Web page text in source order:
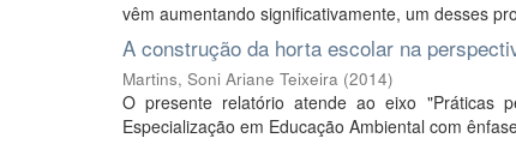
vêm aumentando significativamente, um desses
A construção da horta escolar na
Martins, Soni Ariane Teixeira (2014)
O presente relatório atende ao eixo "Práticas
Especialização em Educação Ambiental com